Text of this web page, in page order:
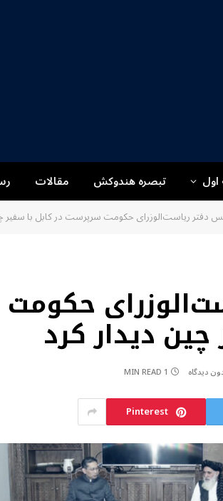
تبصره هندوکش مقالات
دفتر ریاست‌الوزرای حکومت سرپرست در کابل با سفیر
دیدار کرد
دیدگاه 1 MIN READ
Pinterest